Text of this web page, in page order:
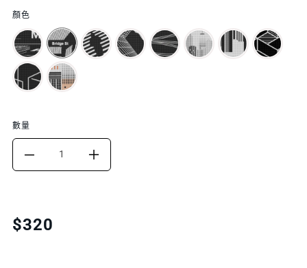
功
能
特
色
Translation
missing:
$320
顏色
數量
DECREASE
FOR
INCREASE